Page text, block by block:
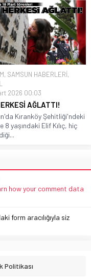
, SAMSUN HABERLERİ,
2026 00:03
AĞLATTI!
Kıranköy Şehitliği'ndeki
8 yaşındaki Elif Kılıç, hiç
how your comment data
form aracılığıyla siz
Politikası